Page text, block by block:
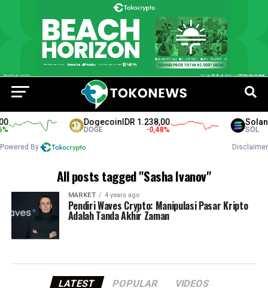
DogecoinIDR 1.238,00
DOGE -0,48%
Solana
SOL
Powered By Disclaimer
All posts tagged "Sasha Ivanov"
MARKET 4 years ago
Pendiri Waves Crypto: Manipulasi Pasar Kripto
Adalah Tanda Akhir Zaman
LATEST POPULAR VIDEOS